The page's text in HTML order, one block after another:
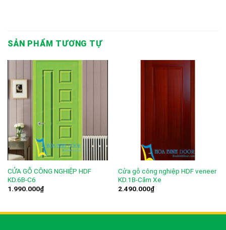
SẢN PHẨM TƯƠNG TỰ
CỬA GỖ CÔNG NGHIỆP HDF
KD.6B-C6
1.990.000₫
Cửa gỗ công nghiệp HDF veneer
KD.1B-Căm Xe
2.490.000₫